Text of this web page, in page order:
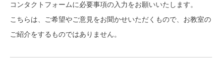
コンタクトフォームに必要事項の入力をお願いいたします。
こちらは、ご希望やご意見をお聞かせいただくもので、お教室の
ご紹介をするものではありません。